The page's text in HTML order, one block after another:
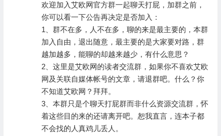
欢迎加入艾欧网官方群一起聊天打屁，加群之前，
你可以看一下公告再决定是否加入：
1、群不在多，人不在多，聊的来是最主要的，本群
加入自由，退出随意，最主要的是大家要对路，群
越加越多，能聊的却越来越少，有什么意思？
2、这里是艾欧网的读者交流群，如果你不喜欢艾欧
网及关联自媒体帐号的文章，请退群吧。什么？你
不知道艾欧网？拜拜。
3、本群只是个聊天打屁群而非什么资源交流群，怀
着这些目的来的还请离开吧。恕我直言，连本子都
不会找的人真鸡儿丢人。